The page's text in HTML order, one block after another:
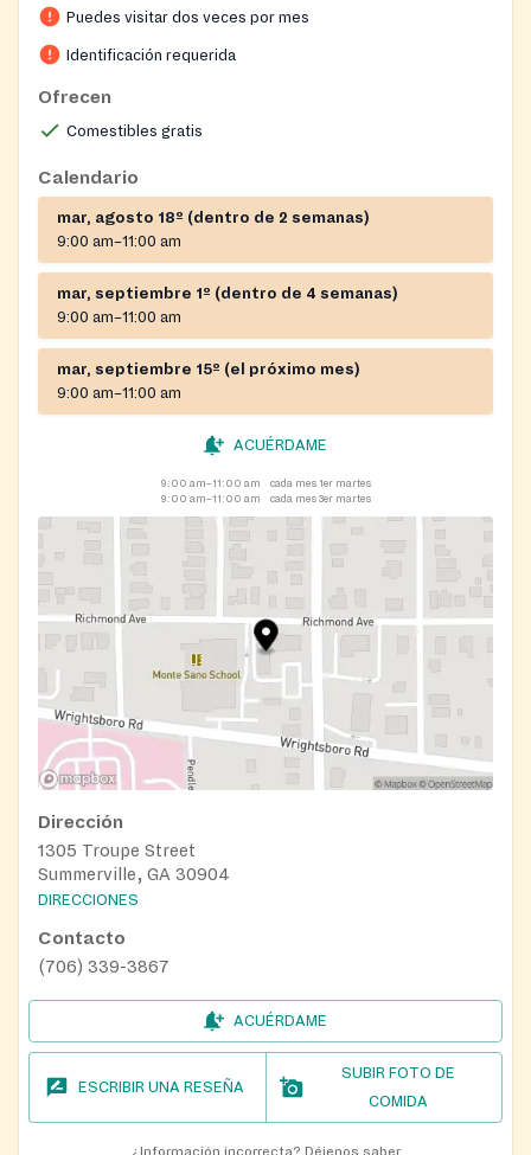
Puedes visitar dos veces por mes
Identificación requerida
Ofrecen
Comestibles gratis
Calendario
mar, agosto 18º (dentro de 2 semanas)
9:00 am–11:00 am
mar, septiembre 1º (dentro de 4 semanas)
9:00 am–11:00 am
mar, septiembre 15º (el próximo mes)
9:00 am–11:00 am
ACUÉRDAME
9:00 am–11:00 am
cada mes 1er martes
9:00 am–11:00 am
cada mes 3er martes
Dirección
1305 Troupe Street
Summerville, GA 30904
DIRECCIONES
Contacto
(706) 339-3867
ACUÉRDAME
ESCRIBIR UNA RESEÑA
SUBIR FOTO DE
COMIDA